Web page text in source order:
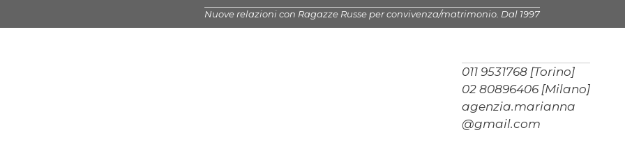
Nuove relazioni con Ragazze Russe per convivenza/matrimonio. Dal 1997
011 9531768 [Torino]
02 80896406 [Milano]
agenzia.marianna
@gmail.com